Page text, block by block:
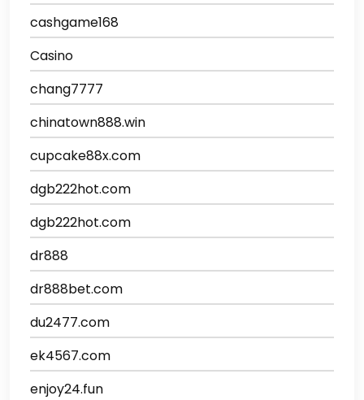
cashgame168
Casino
chang7777
chinatown888.win
cupcake88x.com
dgb222hot.com
dgb222hot.com
dr888
dr888bet.com
du2477.com
ek4567.com
enjoy24.fun